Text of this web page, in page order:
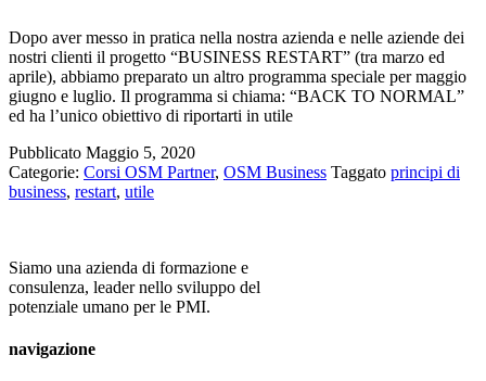
Dopo aver messo in pratica nella nostra azienda e nelle aziende dei
nostri clienti il progetto “BUSINESS RESTART” (tra marzo ed
aprile), abbiamo preparato un altro programma speciale per maggio
giugno e luglio. Il programma si chiama: “BACK TO NORMAL”
ed ha l’unico obiettivo di riportarti in utile
Pubblicato Maggio 5, 2020
Categorie: Corsi OSM Partner, OSM Business Taggato principi di
business, restart, utile
Siamo una azienda di formazione e
consulenza, leader nello sviluppo del
potenziale umano per le PMI.
navigazione